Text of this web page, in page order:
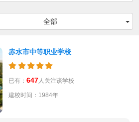
全部
赤水市中等职业学校
已有：647人关注该学校
建校时间：1984年